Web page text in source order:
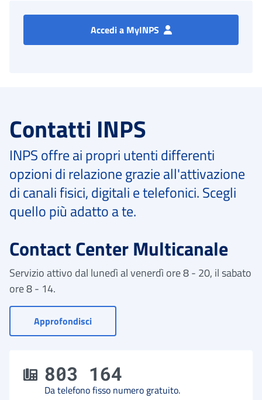
Accedi a MyINPS
Contatti INPS
INPS offre ai propri utenti differenti
opzioni di relazione grazie all'attivazione
di canali fisici, digitali e telefonici. Scegli
quello più adatto a te.
Contact Center Multicanale
Servizio attivo dal lunedì al venerdì ore 8 - 20, il sabato
ore 8 - 14.
Approfondisci- Vai a Contact Center
803 164
Da telefono fisso numero gratuito.